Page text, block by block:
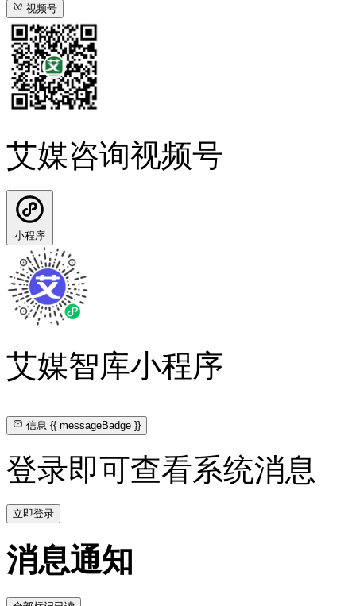
视频号
艾媒咨询视频号
小程序
艾媒智库小程序
信息{{ messageBadge }}
登录即可查看系统消息
立即登录
消息通知